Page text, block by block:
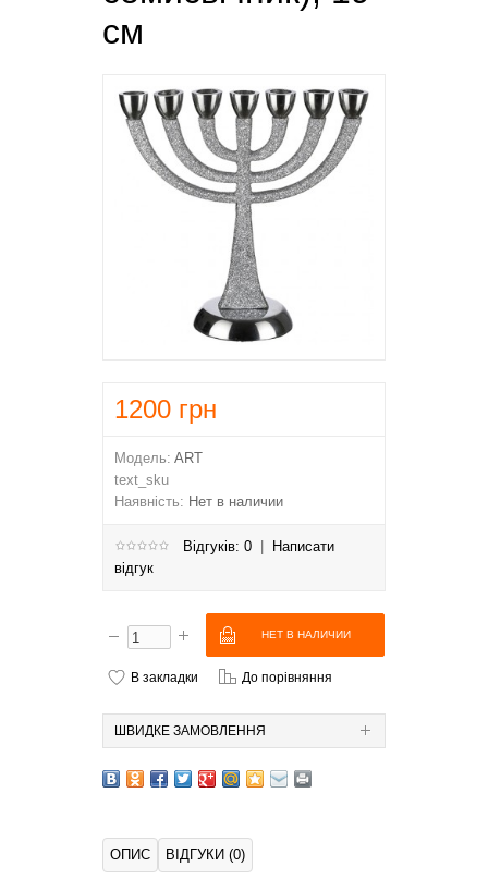
см
1200 грн
Модель: ART
text_sku
Наявність: Нет в наличии
Відгуків: 0
Написати
відгук
В закладки До порівняння
ШВИДКЕ ЗАМОВЛЕННЯ
ОПИС ВІДГУКИ (0)